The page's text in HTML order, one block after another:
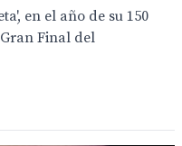
en el año de su 150
Final del